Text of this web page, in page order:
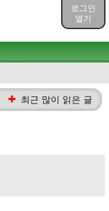
로그인
열기
최근 많이 읽은 글